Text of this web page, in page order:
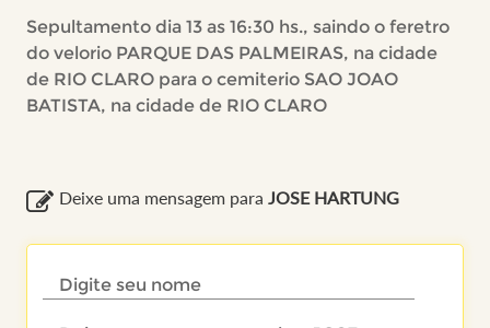
Sepultamento dia 13 as 16:30 hs., saindo o feretro
do velorio PARQUE DAS PALMEIRAS, na cidade
de RIO CLARO para o cemiterio SAO JOAO
BATISTA, na cidade de RIO CLARO
Deixe uma mensagem para JOSE HARTUNG